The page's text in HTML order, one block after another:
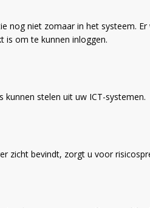
nog niet zomaar in het systeem.
is om te kunnen inloggen.
stelen uit uw ICT-systemen.
zicht bevindt, zorgt u voor